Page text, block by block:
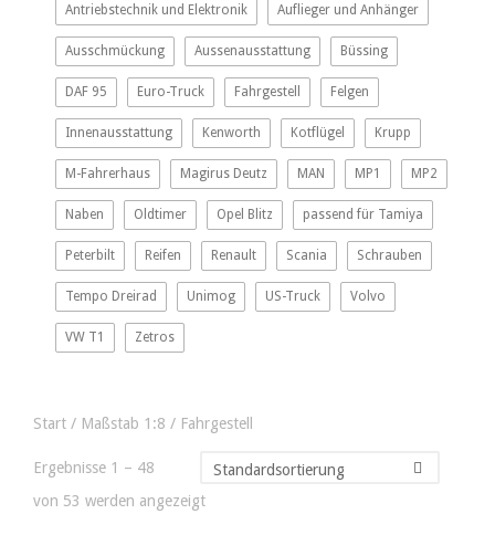
Antriebstechnik und Elektronik Auflieger und Anhänger
Ausschmückung Aussenausstattung Büssing
DAF 95 Euro-Truck Fahrgestell Felgen
Innenausstattung Kenworth Kotflügel Krupp
M-Fahrerhaus Magirus Deutz MAN MP1 MP2
Naben Oldtimer Opel Blitz passend für Tamiya
Peterbilt Reifen Renault Scania Schrauben
Tempo Dreirad Unimog US-Truck Volvo
VW T1 Zetros
Start / Maßstab 1:8 / Fahrgestell
Ergebnisse 1 – 48
von 53 werden angezeigt